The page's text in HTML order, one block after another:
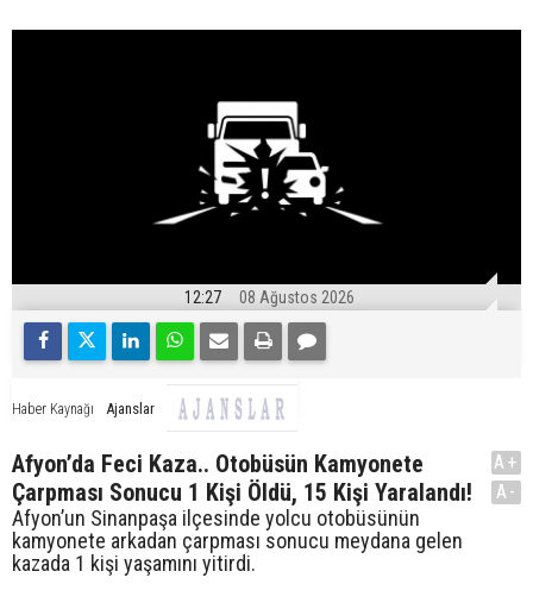
12:27 08 Ağustos 2026
Haber Kaynağı Ajanslar
Afyon’da Feci Kaza.. Otobüsün Kamyonete
Çarpması Sonucu 1 Kişi Öldü, 15 Kişi Yaralandı!
Afyon’un Sinanpaşa ilçesinde yolcu otobüsünün
kamyonete arkadan çarpması sonucu meydana gelen
kazada 1 kişi yaşamını yitirdi.
A+
A-